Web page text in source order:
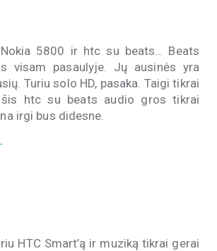
5800 ir htc su beats… Beats
visam pasaulyje. Jų ausinės yra
Turiu solo HD, pasaka. Taigi tikrai
htc su beats audio gros tikrai
irgi bus didesne.
HTC Smart’ą ir muziką tikrai gerai